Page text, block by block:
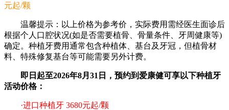
元起/颗
温馨提示：以上价格为参考价，实际费用需经医生面诊后
根据个人口腔状况(如是否需要植骨、骨量条件、牙周健康等)
确定。种植牙费用通常包含种植体、基台及牙冠，但植骨材
料、特殊修复基台等可能需要另外计费。
即日起至2026年8月31日，预约到爱康健可享以下种植牙
活动价格：
·进口种植牙 3680元起/颗